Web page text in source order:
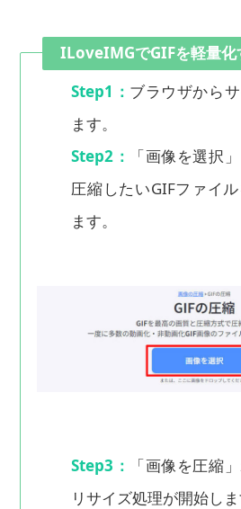
ILoveIMGでGIFを軽量化
Step1： ブラウザから
ます。
Step2：
「画像を選択
圧縮したいGIFファイ
ます。
Step3：
「画像を圧縮
リサイズ処理が開始しま